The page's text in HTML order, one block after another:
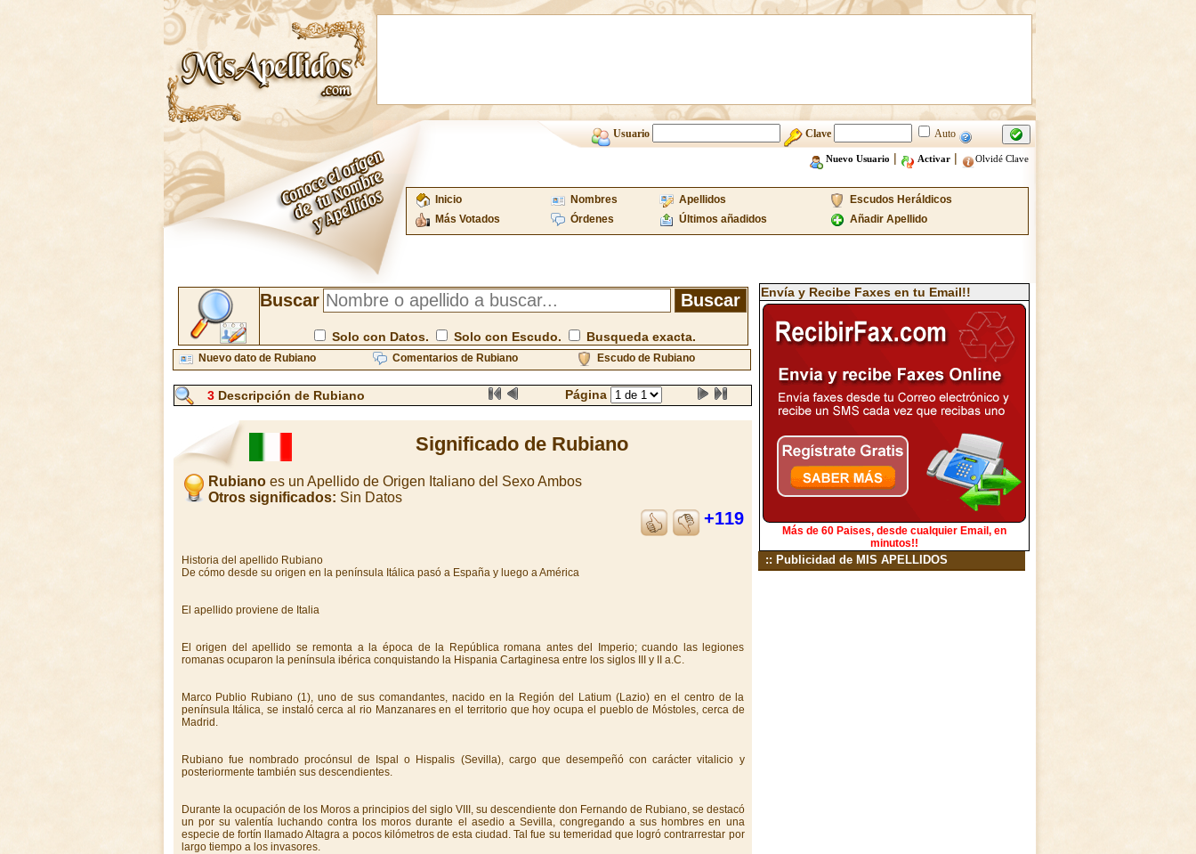
Usuario Clave Auto
Nuevo Usuario | Activar| Olvidé Clave
Inicio Nombres Apellidos
Escudos Heráldicos
Más Votados
Órdenes Últimos añadidos Añadir Apellido
Buscar
Solo con Datos. Solo con Escudo. Busqueda exacta.
Nuevo dato de Rubiano Comentarios de Rubiano Escudo de Rubiano
3 Descripción de Rubiano Página
Significado de Rubiano
Rubianoes un Apellido de Origen Italiano del Sexo Ambos
Otros significados: Sin Datos
+119
Historia del apellido Rubiano
De cómo desde su origen en la península Itálica pasó a España y luego a América
El apellido proviene de Italia
El origen del apellido se remonta a la época de la República romana antes del Imperio; cuando las legiones
romanas ocuparon la península ibérica conquistando la Hispania Cartaginesa entre los siglos III y II a.C.
Marco Publio Rubiano (1), uno de sus comandantes, nacido en la Región del Latium (Lazio) en el centro de la
península Itálica, se instaló cerca al rio Manzanares en el territorio que hoy ocupa el pueblo de Móstoles, cerca de
Madrid.
Rubiano fue nombrado procónsul de Ispal o Hispalis (Sevilla), cargo que desempeñó con carácter vitalicio y
posteriormente también sus descendientes.
Durante la ocupación de los Moros a principios del siglo VIII, su descendiente don Fernando de Rubiano, se destacó
un por su valentía luchando contra los moros durante el asedio a Sevilla, congregando a sus hombres en una
especie de fortín llamado Altagra a pocos kilómetros de esta ciudad. Tal fue su temeridad que logró contrarrestar por
largo tiempo a los invasores.
Envía y Recibe Faxes en tu Email!!
Más de 60 Paises, desde cualquier Email, en
minutos!!
:: Publicidad de MIS APELLIDOS